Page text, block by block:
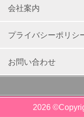
会社案内
プライバシーポリシ
お問い合わせ
2026